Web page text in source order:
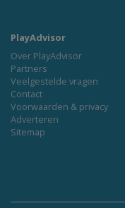
PlayAdvisor
Over PlayAdvisor
Partners
Veelgestelde vragen
Contact
Voorwaarden & privacy
Adverteren
Sitemap